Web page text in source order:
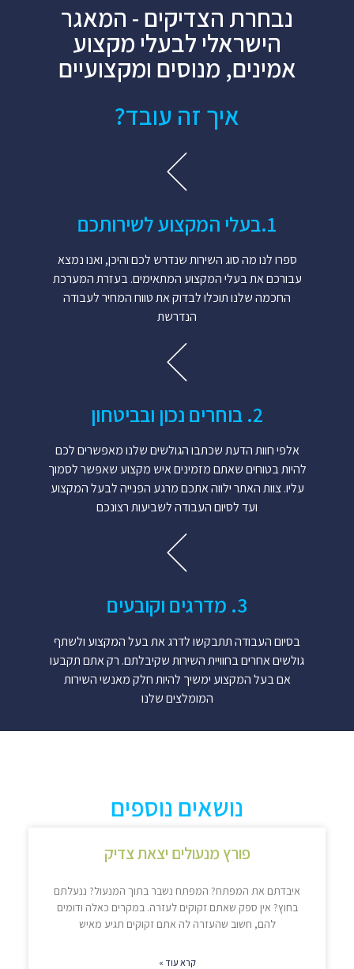
נבחרת הצדיקים - המאגר
הישראלי לבעלי מקצוע
אמינים, מנוסים ומקצועיים
איך זה עובד?
1.​בעלי המקצוע לשירותכם​
ספרו לנו מה סוג השירות שנדרש לכם והיכן, ואנו נמצא
עבורכם את בעלי המקצוע המתאימים. בעזרת המערכת
החכמה שלנו תוכלו לבדוק את טווח המחיר לעבודה
הנדרשת
2. בוחרים נכון ובביטחון
אלפי חוות הדעת שכתבו הגולשים שלנו מאפשרים לכם
להיות בטוחים שאתם מזמינים איש מקצוע שאפשר לסמוך
עליו. צוות האתר ילווה אתכם מרגע הפנייה לבעל המקצוע
ועד לסיום העבודה לשביעות רצונכם
3. מדרגים וקובעים
בסיום העבודה תתבקשו לדרג את בעל המקצוע ולשתף
גולשים אחרים בחוויית השירות שקיבלתם. רק אתם תקבעו
אם בעל המקצוע ימשיך להיות חלק מאנשי השירות
המומלצים שלנו
נושאים נוספים
פורץ מנעולים יצאת צדיק
איבדתם את המפתח? המפתח נשבר בתוך המנעול? ננעלתם
בחוץ? אין ספק שאתם זקוקים לעזרה. במקרים כאלה ודומים
להם, חשוב שהעזרה לה אתם זקוקים תגיע מאיש
קרא עוד »